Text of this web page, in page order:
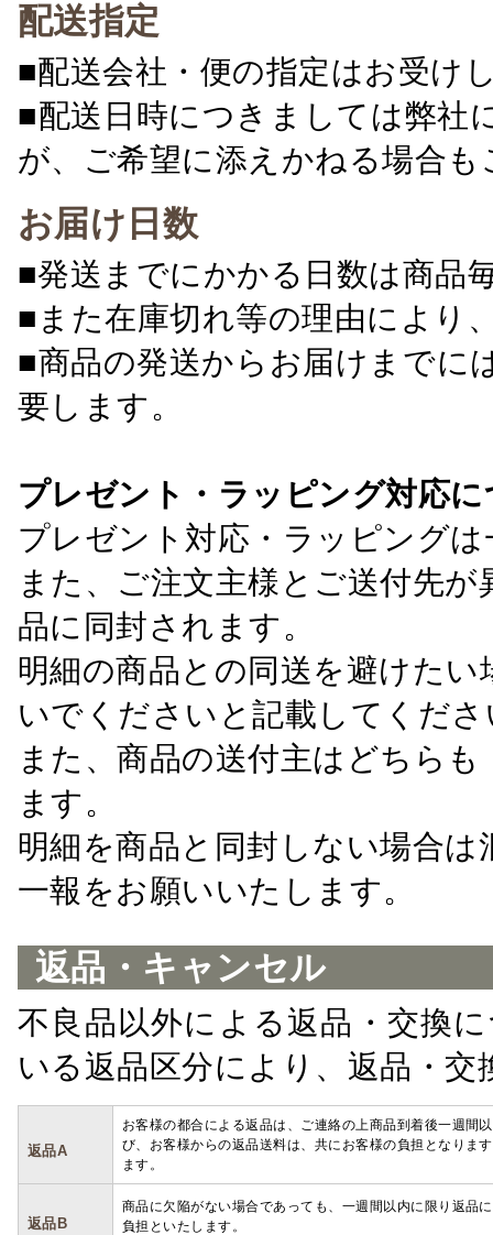
配送指定
■配送会社・便の指定はお受け
■配送日時につきましては弊社
が、ご希望に添えかねる場合
お届け日数
■発送までにかかる日数は商品
■また在庫切れ等の理由により
■商品の発送からお届けまでに
要します。
プレゼント・ラッピング対応
プレゼント対応・ラッピング
また、ご注文主様とご送付先
品に同封されます。
明細の商品との同送を避けた
いでくださいと記載してくださ
また、商品の送付主はどちら
ます。
明細を商品と同封しない場合
一報をお願いいたします。
返品・キャンセル
不良品以外による返品・交換
いる返品区分により、返品・
返品A
お客様の都合による返品は、ご連絡の上商品到着後一週間
び、お客様からの返品送料は、共にお客様の負担となりま
ます。
返品B
商品に欠陥がない場合であっても、一週間以内に限り返品
負担といたします。